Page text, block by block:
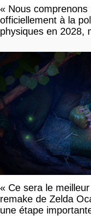
« Nous
officiellement à la
physiques en 2028,
« Ce sera le
remake de Zelda
une étape